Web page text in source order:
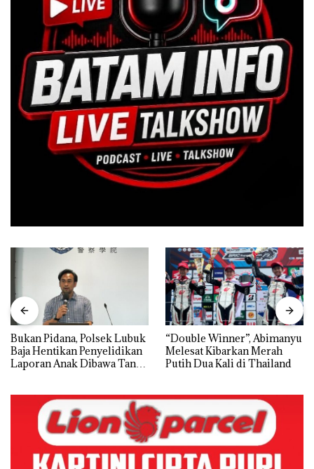
Bukan Pidana, Polsek Lubuk
Baja Hentikan Penyelidikan
Laporan Anak Dibawa Tanpa
“Double Winner”, Abimanyu
Melesat Kibarkan Merah
Putih Dua Kali di Thailand